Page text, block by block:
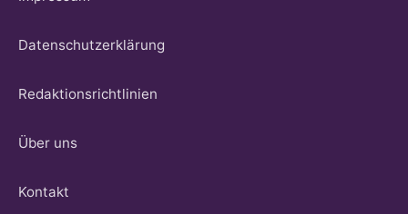
Datenschutzerklärung
Redaktionsrichtlinien
Über uns
Kontakt